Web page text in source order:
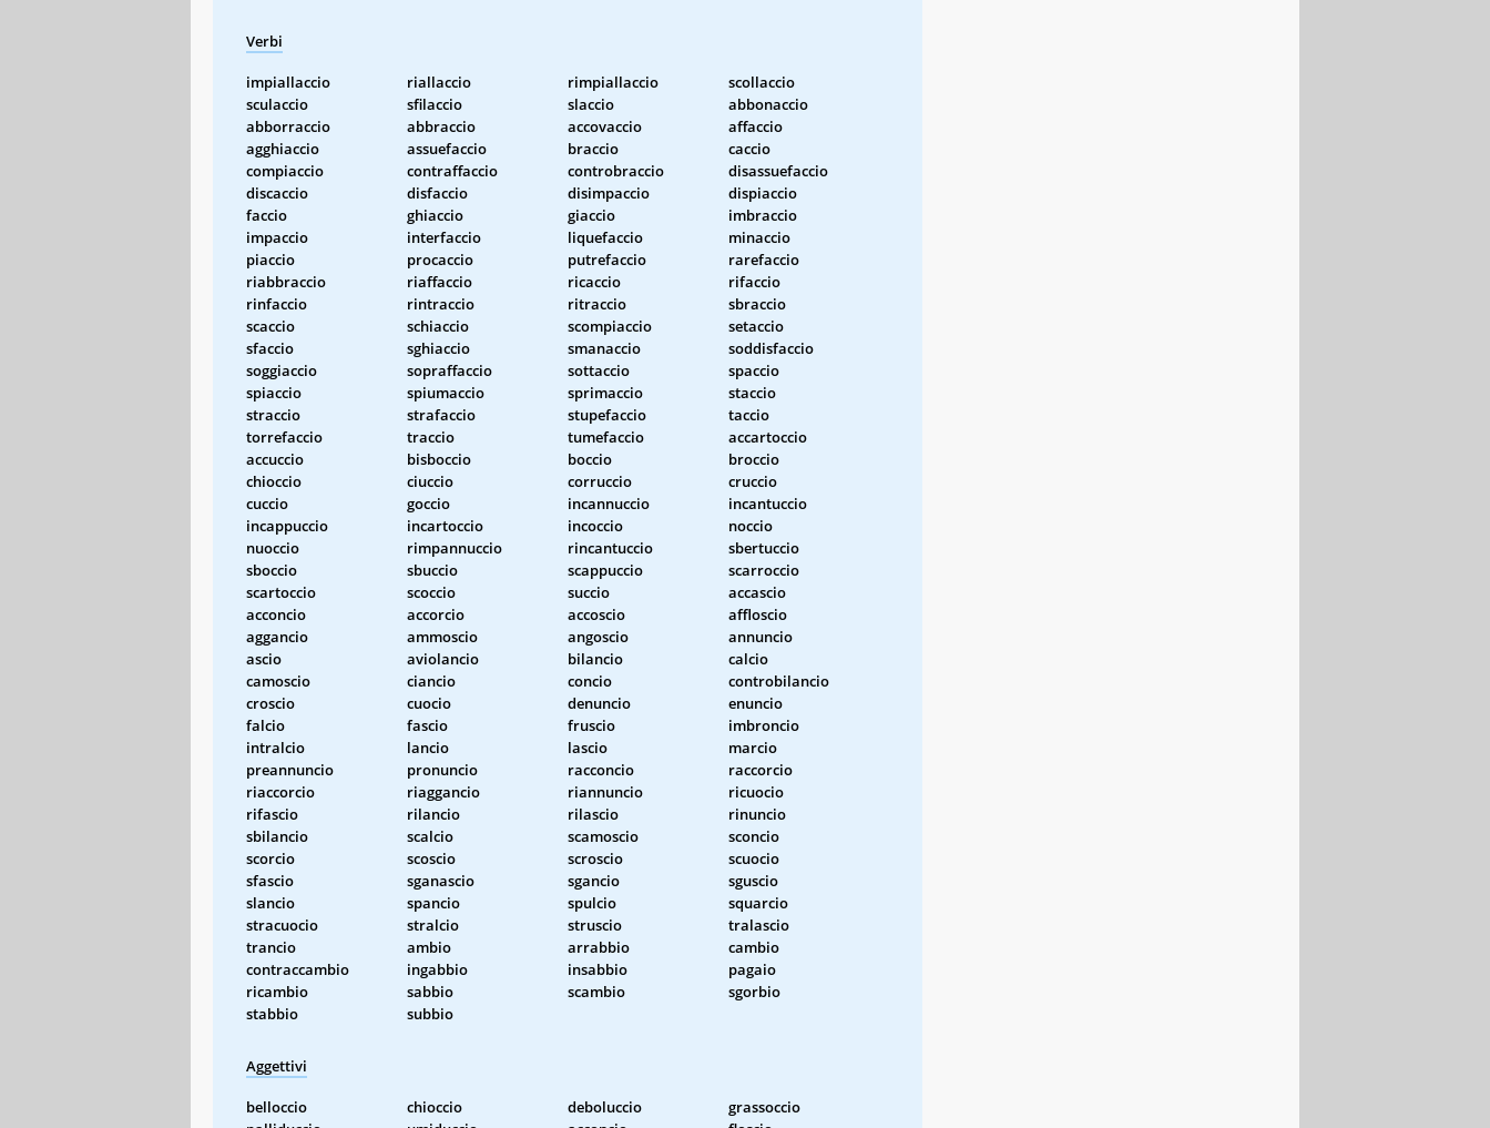
Verbi
impiallaccio riallaccio rimpiallaccio
scollaccio
sculaccio
sfilaccio slaccio
abbonaccio
abborraccio
abbraccio accovaccio
affaccio
agghiaccio
assuefaccio braccio
caccio
compiaccio
contraffaccio controbraccio
disassuefaccio
discaccio
disfaccio disimpaccio
dispiaccio
faccio
ghiaccio giaccio
imbraccio
impaccio
interfaccio liquefaccio
minaccio
piaccio
procaccio putrefaccio
rarefaccio
riabbraccio
riaffaccio ricaccio
rifaccio
rinfaccio
rintraccio ritraccio
sbraccio
scaccio
schiaccio scompiaccio
setaccio
sfaccio
sghiaccio smanaccio
soddisfaccio
soggiaccio
sopraffaccio sottaccio
spaccio
spiaccio
spiumaccio sprimaccio
staccio
straccio
strafaccio stupefaccio
taccio
torrefaccio
traccio tumefaccio
accartoccio
accuccio
bisboccio boccio
broccio
chioccio
ciuccio corruccio
cruccio
cuccio
goccio incannuccio
incantuccio
incappuccio
incartoccio incoccio
noccio
nuoccio
rimpannuccio rincantuccio
sbertuccio
sboccio
sbuccio scappuccio
scarroccio
scartoccio
scoccio succio
accascio
acconcio
accorcio accoscio
affloscio
aggancio
ammoscio angoscio
annuncio
ascio
aviolancio bilancio
calcio
camoscio
ciancio concio
controbilancio
croscio
cuocio denuncio
enuncio
falcio
fascio fruscio
imbroncio
intralcio
lancio lascio
marcio
preannuncio
pronuncio racconcio
raccorcio
riaccorcio
riaggancio riannuncio
ricuocio
rifascio
rilancio rilascio
rinuncio
sbilancio
scalcio scamoscio
sconcio
scorcio
scoscio scroscio
scuocio
sfascio
sganascio sgancio
sguscio
slancio
spancio spulcio
squarcio
stracuocio
stralcio struscio
tralascio
trancio
ambio arrabbio
cambio
contraccambio
ingabbio insabbio
pagaio
ricambio
sabbio scambio
sgorbio
stabbio
subbio
Aggettivi
belloccio chioccio deboluccio
grassoccio